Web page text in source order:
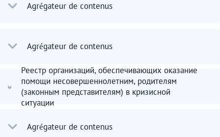
Agrégateur de contenus
Agrégateur de contenus
Реестр организаций, обеспечивающих оказание
помощи несовершеннолетним, родителям
(законным представителям) в кризисной
ситуации
Agrégateur de contenus